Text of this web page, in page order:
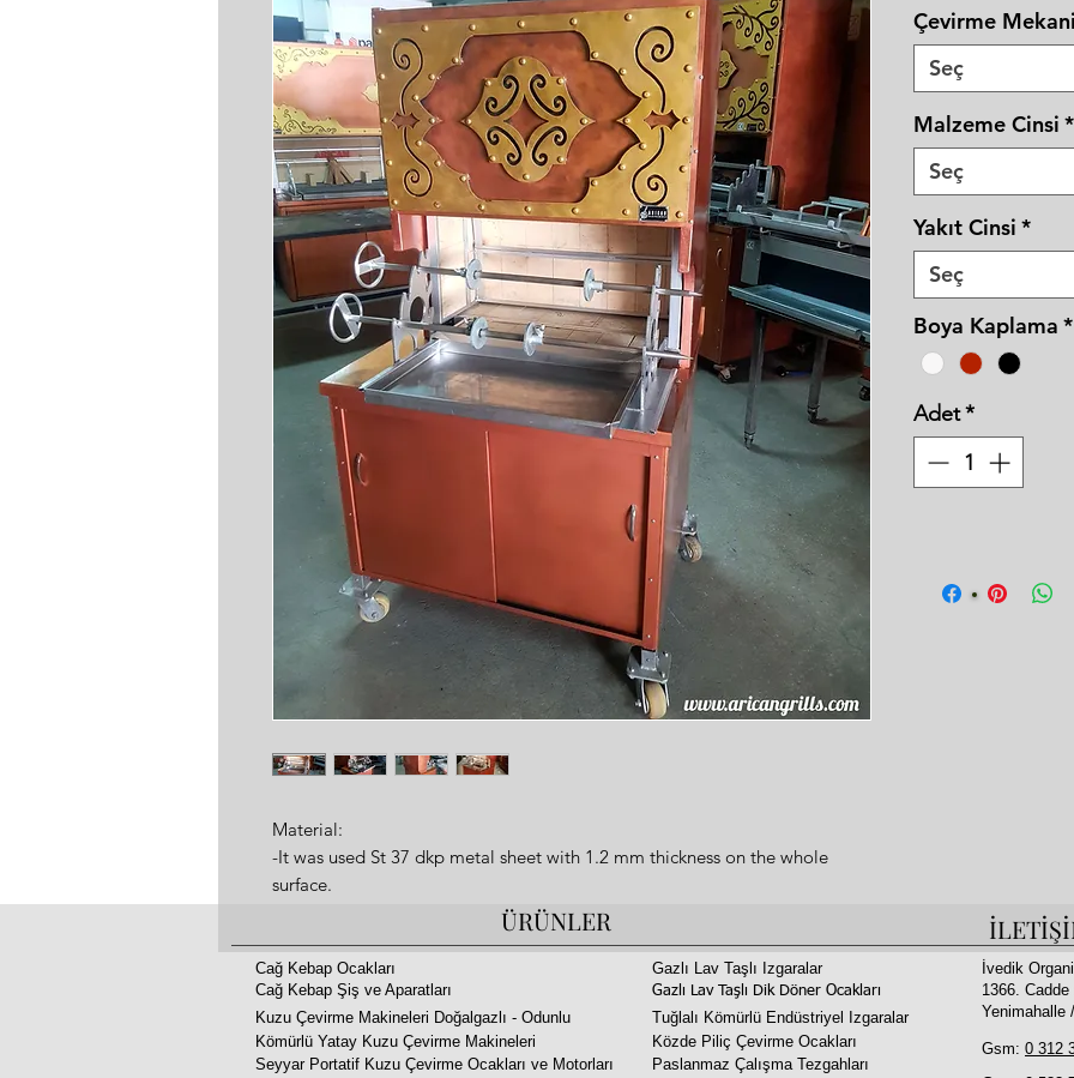
Material:
-It was used St 37 dkp metal sheet with 1.2 mm thickness on the whole
surface.
-It was used  high fire resistant rockwool between all layers.
-It was made fire resistant special copper paint  coating on whole surface.
-It was used 30 mm thick fire bricks in grill and shawarma section.
-Shawarma mechanism, meat tray and doner skewers made of stainless
steel
Çevirme
Seç
Malzeme Cinsi *
Seç
Yakıt Cinsi *
Seç
Boya Kaplama *
Adet*
ÜRÜNLER
Cağ Kebap Ocakları
Gazlı Lav Taşlı Izgaralar
Cağ Kebap Şiş ve Aparatları
Gazlı Lav Taşlı Dik Döner Ocakları
Tuğlalı Kömürlü Endüstriyel Izgaralar
Kuzu Çevirme Makineleri Doğalgazlı - Odunlu
İvedik
1366.
Yenimahalle
Kömürlü Yatay Kuzu Çevirme Makineleri
Közde Piliç Çevirme Ocakları
Seyyar Portatif Kuzu Çevirme Ocakları ve Motorları
Paslanmaz Çalışma Tezgahları
Gsm: 0 312